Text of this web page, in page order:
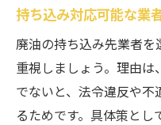
持ち込み対応可能な業
廃油の持ち込み先業者
重視しましょう。理由
でないと、法令違反や
るためです。具体策と